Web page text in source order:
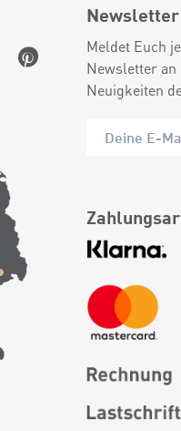
Newsletter
Meldet Euch
Newsletter an
Neuigkeiten